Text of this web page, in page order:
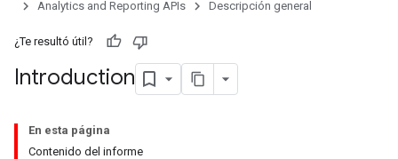
Analytics and Reporting APIs
Descripción general
¿Te resultó útil?
Introduction
En esta página
Contenido del informe